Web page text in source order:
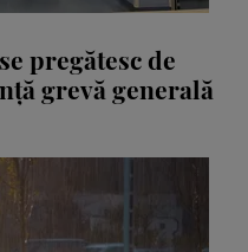
pregătesc de
grevă generală